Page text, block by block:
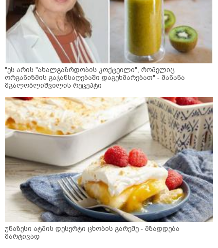
"ეს არის "ახალგაზრდობის კოქტეილი", რომელიც
ორგანიზმის გაჯანსაღებაში დაგეხმარებათ" - მანანა
მგალობლიშვილის რეცეპტი
უნაზესი ატმის დესერტი ცხობის გარეშე - მზადდება
მარტივად